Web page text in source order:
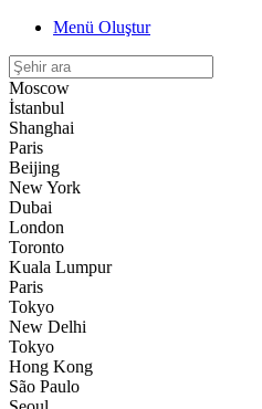
Menü Oluştur
Moscow
İstanbul
Shanghai
Paris
Beijing
New York
Dubai
London
Toronto
Kuala Lumpur
Paris
Tokyo
New Delhi
Tokyo
Hong Kong
São Paulo